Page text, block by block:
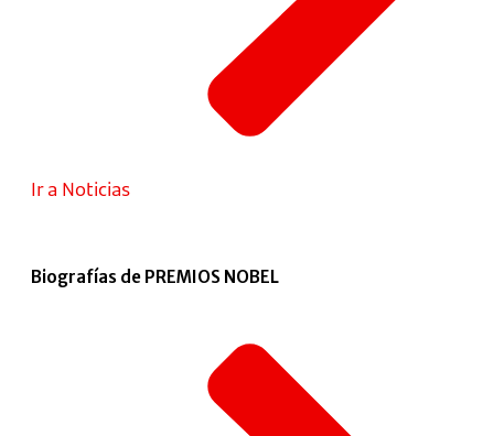
Ir a Noticias
Biografías de PREMIOS NOBEL